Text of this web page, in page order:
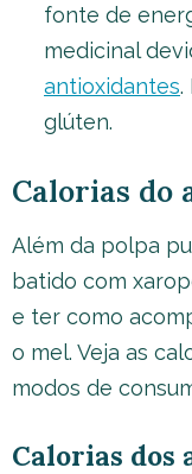
fonte de
medicinal
antioxidantes.
glúten.
Calorias do
Além da polpa
batido com
e ter como
o mel. Veja as
modos de
Calorias dos